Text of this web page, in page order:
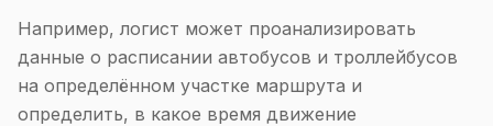
Например, логист может проанализировать
данные о расписании автобусов и троллейбусов
на определённом участке маршрута и
определить, в какое время движение